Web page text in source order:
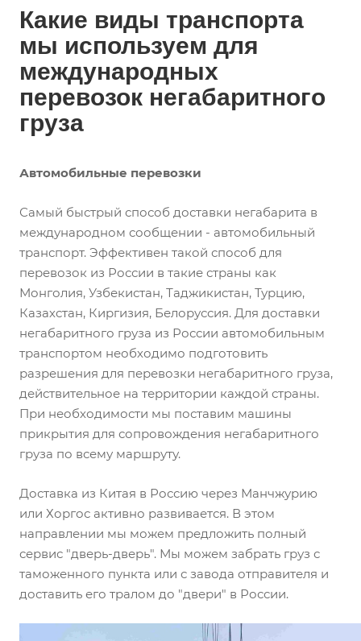
Какие виды транспорта
мы используем для
международных
перевозок негабаритного
груза
Автомобильные перевозки
Самый быстрый способ доставки негабарита в
международном сообщении - автомобильный
транспорт. Эффективен такой способ для
перевозок из России в такие страны как
Монголия, Узбекистан, Таджикистан, Турцию,
Казахстан, Киргизия, Белоруссия. Для доставки
негабаритного груза из России автомобильным
транспортом необходимо подготовить
разрешения для перевозки негабаритного груза,
действительное на территории каждой страны.
При необходимости мы поставим машины
прикрытия для сопровождения негабаритного
груза по всему маршруту.
Доставка из Китая в Россию через Манчжурию
или Хоргос активно развивается. В этом
направлении мы можем предложить полный
сервис "дверь-дверь". Мы можем забрать груз с
таможенного пункта или с завода отправителя и
доставить его тралом до "двери" в России.